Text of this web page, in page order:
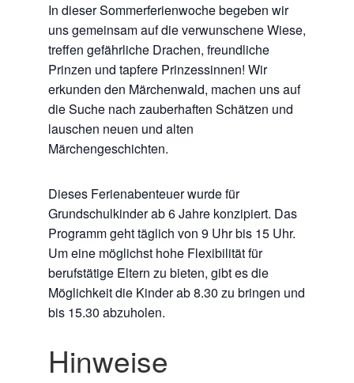
In dieser Sommerferienwoche begeben wir
uns gemeinsam auf die verwunschene Wiese,
treffen gefährliche Drachen, freundliche
Prinzen und tapfere Prinzessinnen! Wir
erkunden den Märchenwald, machen uns auf
die Suche nach zauberhaften Schätzen und
lauschen neuen und alten
Märchengeschichten.
Dieses Ferienabenteuer wurde für
Grundschulkinder ab 6 Jahre konzipiert. Das
Programm geht täglich von 9 Uhr bis 15 Uhr.
Um eine möglichst hohe Flexibilität für
berufstätige Eltern zu bieten, gibt es die
Möglichkeit die Kinder ab 8.30 zu bringen und
bis 15.30 abzuholen.
Hinweise